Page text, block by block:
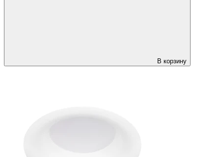
В корзину